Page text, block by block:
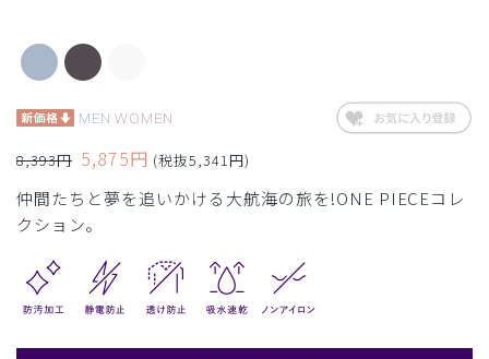
MEN WOMEN
8,393円 5,875円 (税抜5,341円)
仲間たちと夢を追いかける大航海の旅を!ONE PIECEコレ
クション。